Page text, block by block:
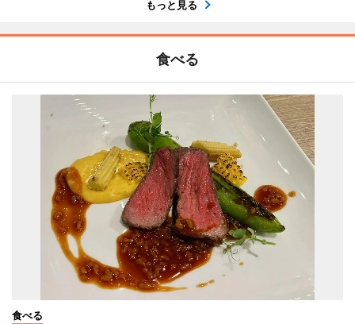
もっと見る
食べる
食べる